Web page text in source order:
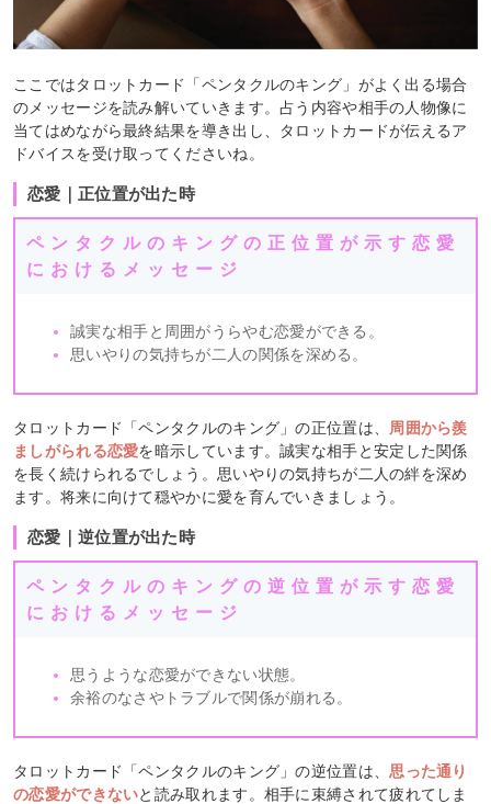
ここではタロットカード「ペンタクルのキング」がよく出る場合
のメッセージを読み解いていきます。占う内容や相手の人物像に
当てはめながら最終結果を導き出し、タロットカードが伝えるア
ドバイスを受け取ってくださいね。
恋愛｜正位置が出た時
ペンタクルのキングの正位置が示す恋愛
におけるメッセージ
誠実な相手と周囲がうらやむ恋愛ができる。
思いやりの気持ちが二人の関係を深める。
タロットカード「ペンタクルのキング」の正位置は、
周囲から羨
ましがられる恋愛を暗示しています。誠実な相手と安定した関係
を長く続けられるでしょう。思いやりの気持ちが二人の絆を深め
ます。将来に向けて穏やかに愛を育んでいきましょう。
恋愛｜逆位置が出た時
ペンタクルのキングの逆位置が示す恋愛
におけるメッセージ
思うような恋愛ができない状態。
余裕のなさやトラブルで関係が崩れる。
タロットカード「ペンタクルのキング」の逆位置は、思った通り
の恋愛ができないと読み取れます。相手に束縛されて疲れてしま